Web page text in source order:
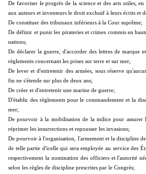
De favoriser le progrès de la science et des arts utiles,
aux auteurs et inventeurs le droit exclusif à leurs écrits et
De constituer des tribunaux inférieurs à la Cour suprême;
De définir et punir les pirateries et crimes commis en
nations;
De déclarer la guerre, d'accorder des lettres de marque
règlements concernant les prises sur terre et sur mer;
De lever et d'entretenir des armées, sous réserve
fin ne s'étende sur plus de deux ans;
De créer et d'entretenir une marine de guerre;
D'établir des règlements pour le commandement et la
mer;
De pourvoir à la mobilisation de la milice pour assurer
réprimer les insurrections et repousser les invasions;
De pourvoir à l'organisation, l'armement et la discipline
de telle partie d'icelle qui sera employée au service des
respectivement la nomination des officiers et l'autorité
selon les règles de discipline prescrites par le Congrès;